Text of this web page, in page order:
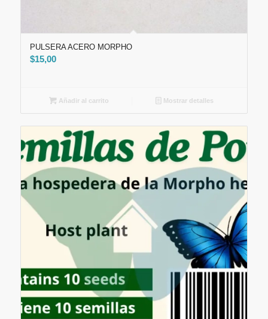
PULSERA ACERO MORPHO
$15,00
Añadir al carrito Mostrar detalles